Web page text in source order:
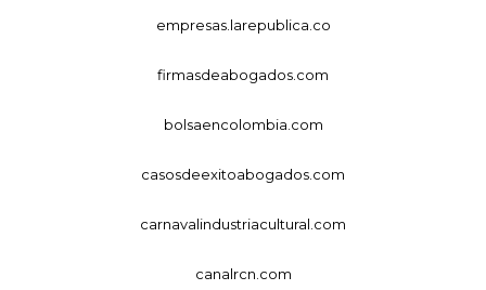
empresas.larepublica.co
firmasdeabogados.com
bolsaencolombia.com
casosdeexitoabogados.com
carnavalindustriacultural.com
canalrcn.com